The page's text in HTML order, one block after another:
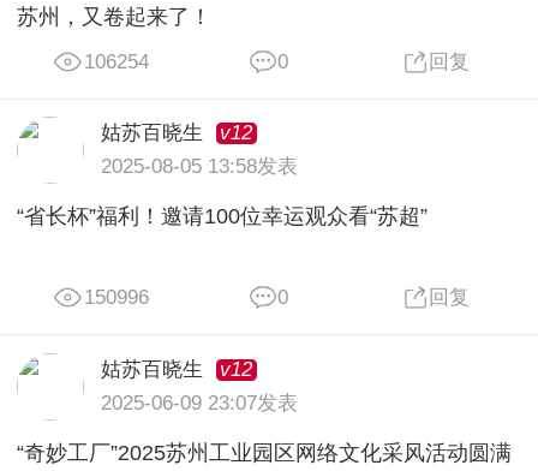
苏州，又卷起来了！
106254 0 回复
姑苏百晓生
v12
2025-08-05 13:58发表
“省长杯”福利！邀请100位幸运观众看“苏超”
150996 0 回复
姑苏百晓生
v12
2025-06-09 23:07发表
“奇妙工厂”2025苏州工业园区网络文化采风活动圆满